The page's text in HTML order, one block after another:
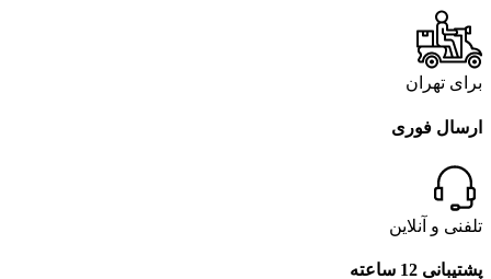
برای تهران
ارسال فوری
تلفنی و آنلاین
پشتیبانی 12 ساعته